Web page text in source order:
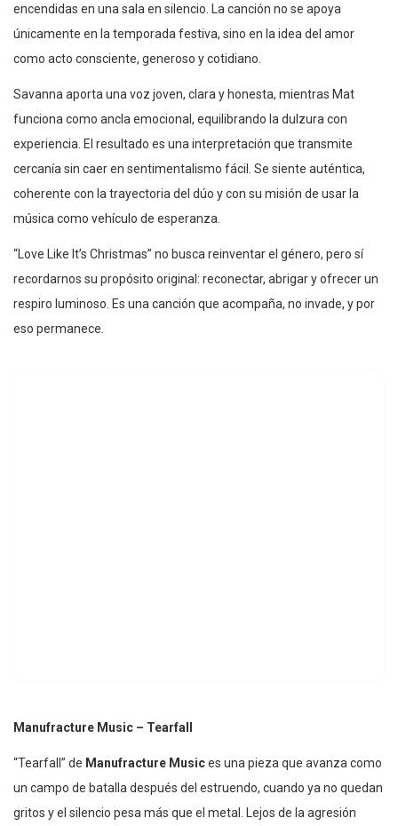
encendidas en una sala en silencio. La canción no se apoya
únicamente en la temporada festiva, sino en la idea del amor
como acto consciente, generoso y cotidiano.
Savanna aporta una voz joven, clara y honesta, mientras Mat
funciona como ancla emocional, equilibrando la dulzura con
experiencia. El resultado es una interpretación que transmite
cercanía sin caer en sentimentalismo fácil. Se siente auténtica,
coherente con la trayectoria del dúo y con su misión de usar la
música como vehículo de esperanza.
“Love Like It’s Christmas” no busca reinventar el género, pero sí
recordarnos su propósito original: reconectar, abrigar y ofrecer un
respiro luminoso. Es una canción que acompaña, no invade, y por
eso permanece.
Manufracture Music – Tearfall
“Tearfall” de Manufracture Musices una pieza que avanza como
un campo de batalla después del estruendo, cuando ya no quedan
gritos y el silencio pesa más que el metal. Lejos de la agresión